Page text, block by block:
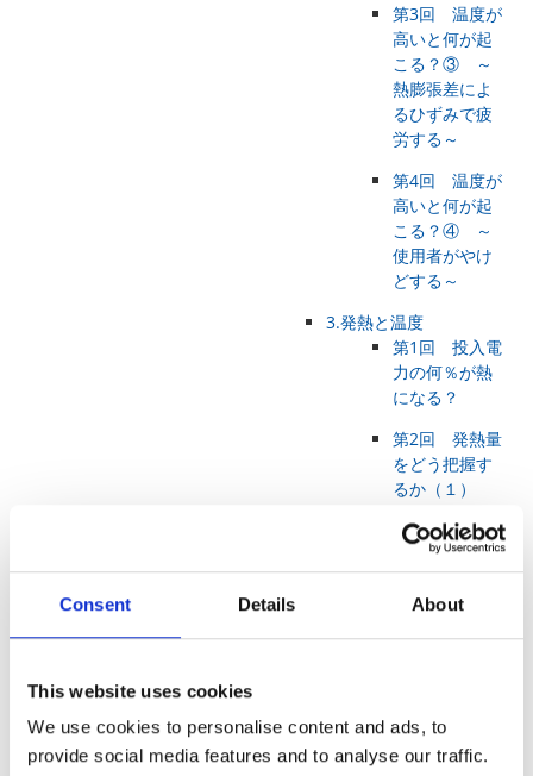
Consent Details About
This website uses cookies
We use cookies to personalise content and ads, to
provide social media features and to analyse our traffic.
第3回 温度が
高いと何が起
こる？③ ～
熱膨張差によ
るひずみで疲
労する～
第4回 温度が
高いと何が起
こる？④ ～
使用者がやけ
どする～
3.発熱と温度
第1回 投入電
力の何％が熱
になる？
第2回 発熱量
をどう把握す
るか（１）
第3回 発熱量
をどう把握す
るか（２）
温度をどこで
第１回 熱設
計≠温度予測